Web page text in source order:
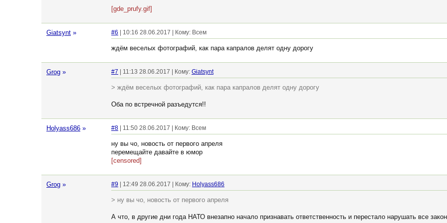
[gde_prufy.gif]
Giatsynt » #6 | 10:16 28.06.2017 | Кому: Всем
ждём веселых фотографий, как пара капралов делят одну дорогу
Grog » #7 | 11:13 28.06.2017 | Кому: Giatsynt
> ждём веселых фотографий, как пара капралов делят одну дорогу
Оба по встречной разъедутся!!
Holyass686 » #8 | 11:50 28.06.2017 | Кому: Всем
ну вы чо, новость от первого апреля
перемещайте давайте в юмор
[censored]
Grog » #9 | 12:49 28.06.2017 | Кому: Holyass686
> ну вы чо, новость от первого апреля
А что, в другие дни года НАТО внезапно начало признавать ответственность и перестало нарушать все